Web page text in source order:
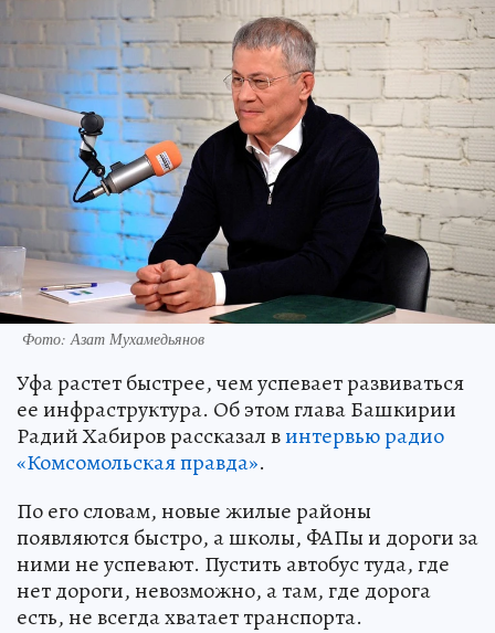
Фото: Азат Мухамедьянов
Уфа растет быстрее, чем успевает развиваться
ее инфраструктура. Об этом глава Башкирии
Радий Хабиров рассказал винтервью радио
«Комсомольская правда».
По его словам, новые жилые районы
появляются быстро, а школы, ФАПы и дороги за
ними не успевают. Пустить автобус туда, где
нет дороги, невозможно, а там, где дорога
есть, не всегда хватает транспорта.